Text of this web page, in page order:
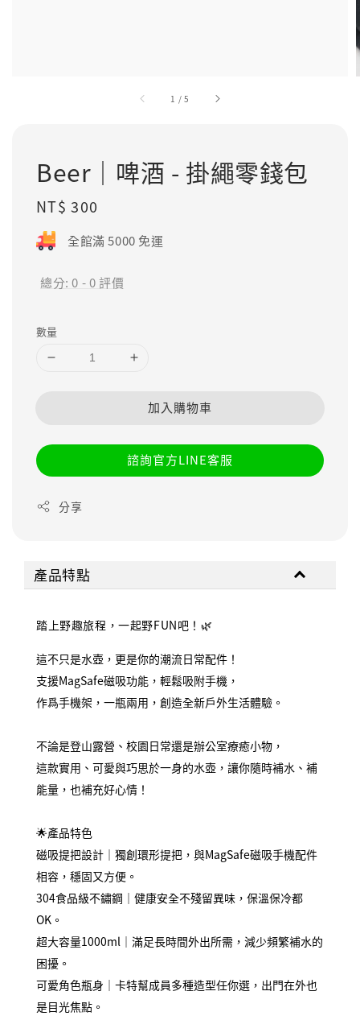
1 /5
Beer｜啤酒 - 掛繩零錢包
Regular
price
NT$ 300
全館滿 5000 免運
總分:0 -0評價
數量
加入購物車
諮詢官方LINE客服
分享
產品特點
踏上野趣旅程，一起野FUN吧！🌿
這不只是水壺，更是你的潮流日常配件！
支援MagSafe磁吸功能，輕鬆吸附手機，
作爲手機架，一瓶兩用，創造全新戶外生活體驗。
不論是登山露營、校園日常還是辦公室療癒小物，
這款實用、可愛與巧思於一身的水壺，讓你隨時補水、補
能量，也補充好心情！
🌟產品特色
磁吸提把設計｜獨創環形提把，與MagSafe磁吸手機配件
相容，穩固又方便。
304食品級不鏽鋼｜健康安全不殘留異味，保溫保冷都
OK。
超大容量1000ml｜滿足長時間外出所需，減少頻繁補水的
困擾。
可愛角色瓶身｜卡特幫成員多種造型任你選，出門在外也
是目光焦點。